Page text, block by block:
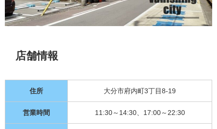
店舗情報
住所 大分市府内町3丁目8-19
営業時間 11:30～14:30、17:00～22:30